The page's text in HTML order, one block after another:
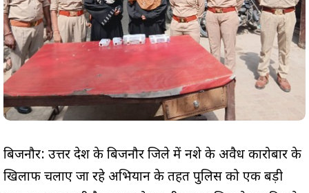
बिजनौर: उत्तर प्रदेश के बिजनौर जिले में नशे के अवैध कारोबार के
खिलाफ चलाए जा रहे अभियान के तहत पुलिस को एक बड़ी